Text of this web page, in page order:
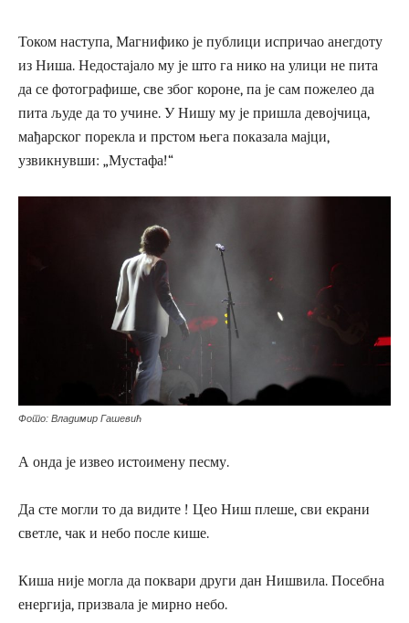
Током наступа, Магнифико је публици испричао анегдоту
из Ниша. Недостајало му је што га нико на улици не пита
да се фотографише, све због короне, па је сам пожелео да
пита људе да то учине. У Нишу му је пришла девојчица,
мађарског порекла и прстом њега показала мајци,
узвикнувши: „Мустафа!“
Фото: Владимир Гашевић
А онда је извео истоимену песму.
Да сте могли то да видите ! Цео Ниш плеше, сви екрани
светле, чак и небо после кише.
Киша није могла да поквари други дан Нишвила. Посебна
енергија, призвала је мирно небо.